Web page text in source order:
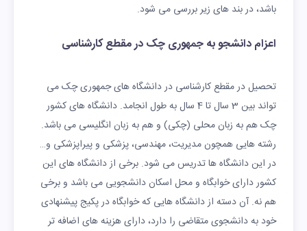
باشد، در بند های زیر بررسی می شود.
اعزام دانشجو به جمهوری چک در مقطع کارشناسی
تحصیل در مقطع کارشناسی در دانشگاه های جمهوری چک می
تواند بین 3 سال تا 4 سال به طول انجامد. دانشگاه های کشور
چک هم به زبان محلی (چکی) و هم به زبان انگلیسی می باشد.
رشته هایی همچون مدیریت، مهندسی، پزشکی و پیراپزشکی و…
در این دانشگاه ها تدریس می شود. برخی از دانشگاه های این
کشور دارای خوابگاه و محل اسکان دانشجویی می باشد و برخی
هم نه. آن دسته از دانشگاه هایی که خوابگاه در پکیج پیشنهادی
خود به دانشجوی متقاضی را دارد، دارای هزینه های اضافه تر